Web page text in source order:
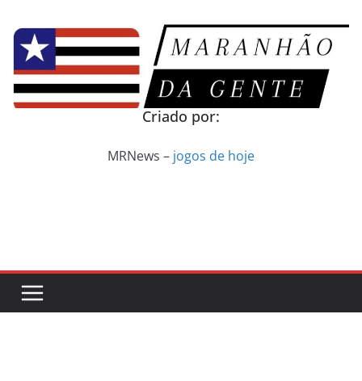
para
conteúdo
Criado por:
MRNews – jogos de hoje